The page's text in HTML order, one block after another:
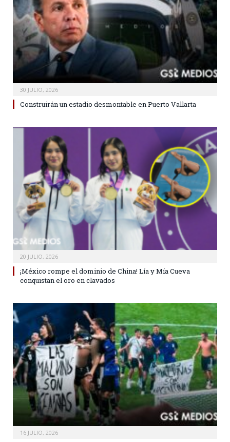
30 JULIO, 2026
Construirán un estadio desmontable en Puerto Vallarta
20 JULIO, 2026
¡México rompe el dominio de China! Lía y Mía Cueva
conquistan el oro en clavados
16 JULIO, 2026